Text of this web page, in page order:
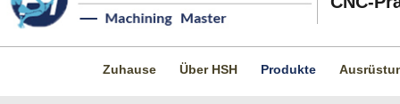
Zuhause Über HSH Produkte